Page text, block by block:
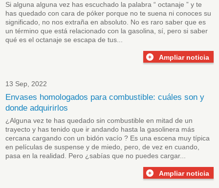
Si alguna alguna vez has escuchado la palabra “ octanaje ” y te
has quedado con cara de póker porque no te suena ni conoces su
significado, no nos extraña en absoluto. No es raro saber que es
un término que está relacionado con la gasolina, sí, pero si saber
qué es el octanaje se escapa de tus...
Ampliar noticia
13 Sep, 2022
Envases homologados para combustible: cuáles son y
donde adquirirlos
¿Alguna vez te has quedado sin combustible en mitad de un
trayecto y has tenido que ir andando hasta la gasolinera más
cercana cargando con un bidón vacío ? Es una escena muy típica
en películas de suspense y de miedo, pero, de vez en cuando,
pasa en la realidad. Pero ¿sabías que no puedes cargar...
Ampliar noticia